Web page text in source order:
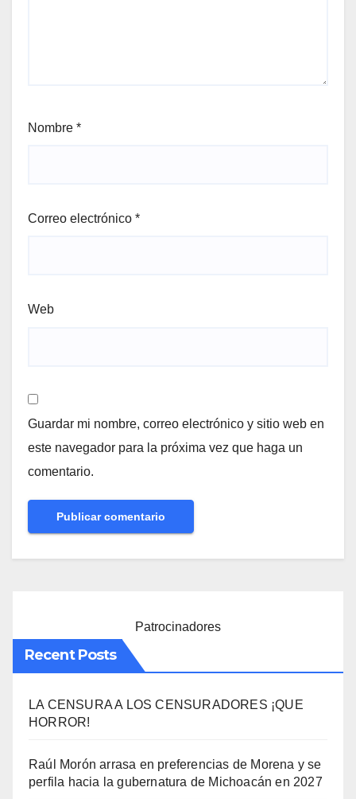
Nombre *
Correo electrónico *
Web
Guardar mi nombre, correo electrónico y sitio web en
este navegador para la próxima vez que haga un
comentario.
Patrocinadores
Recent Posts
LA CENSURA A LOS CENSURADORES ¡QUE
HORROR!
Raúl Morón arrasa en preferencias de Morena y se
perfila hacia la gubernatura de Michoacán en 2027